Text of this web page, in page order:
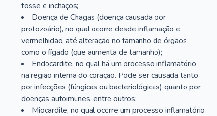
tosse e inchaços;
Doença de Chagas (doença causada por
protozoário), no qual ocorre desde inflamação e
vermelhidão, até alteração no tamanho de órgãos
como o fígado (que aumenta de tamanho);
Endocardite, no qual há um processo inflamatório
na região interna do coração. Pode ser causada tanto
por infecções (fúngicas ou bacteriológicas) quanto por
doenças autoimunes, entre outros;
Miocardite, no qual ocorre um processo inflamatório